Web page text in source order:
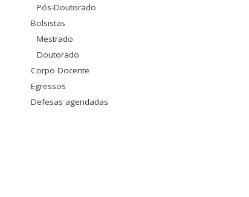
Pós-Doutorado
Bolsistas
Mestrado
Doutorado
Corpo Docente
Egressos
Defesas agendadas